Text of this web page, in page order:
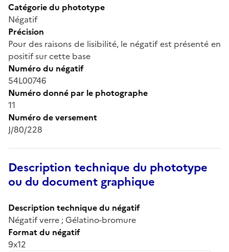
Catégorie du phototype
Négatif
Précision
Pour des raisons de lisibilité, le négatif est présenté en
positif sur cette base
Numéro du négatif
54L00746
Numéro donné par le photographe
11
Numéro de versement
J/80/228
Description technique du phototype
ou du document graphique
Description technique du négatif
Négatif verre ; Gélatino-bromure
Format du négatif
9x12